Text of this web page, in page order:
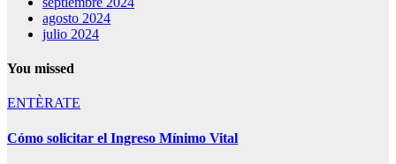
agosto 2024
julio 2024
You missed
ENTÈRATE
Cómo solicitar el Ingreso Mínimo Vital